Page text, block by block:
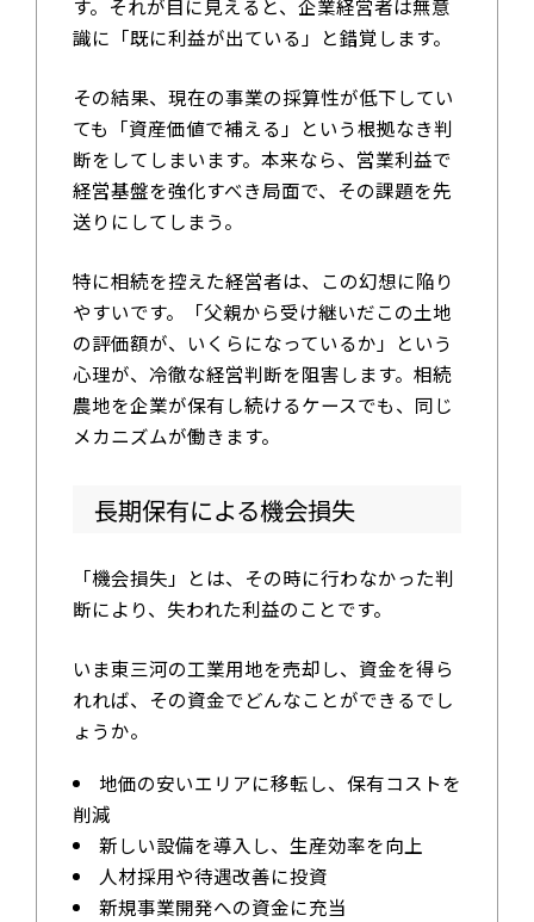
す。それが目に見えると、企業経営者は無意
識に「既に利益が出ている」と錯覚します。
その結果、現在の事業の採算性が低下してい
ても「資産価値で補える」という根拠なき判
断をしてしまいます。本来なら、営業利益で
経営基盤を強化すべき局面で、その課題を先
送りにしてしまう。
特に相続を控えた経営者は、この幻想に陥り
やすいです。「父親から受け継いだこの土地
の評価額が、いくらになっているか」という
心理が、冷徹な経営判断を阻害します。相続
農地を企業が保有し続けるケースでも、同じ
メカニズムが働きます。
長期保有による機会損失
「機会損失」とは、その時に行わなかった判
断により、失われた利益のことです。
いま東三河の工業用地を売却し、資金を得ら
れれば、その資金でどんなことができるでし
ょうか。
地価の安いエリアに移転し、保有コストを
削減
新しい設備を導入し、生産効率を向上
人材採用や待遇改善に投資
新規事業開発への資金に充当